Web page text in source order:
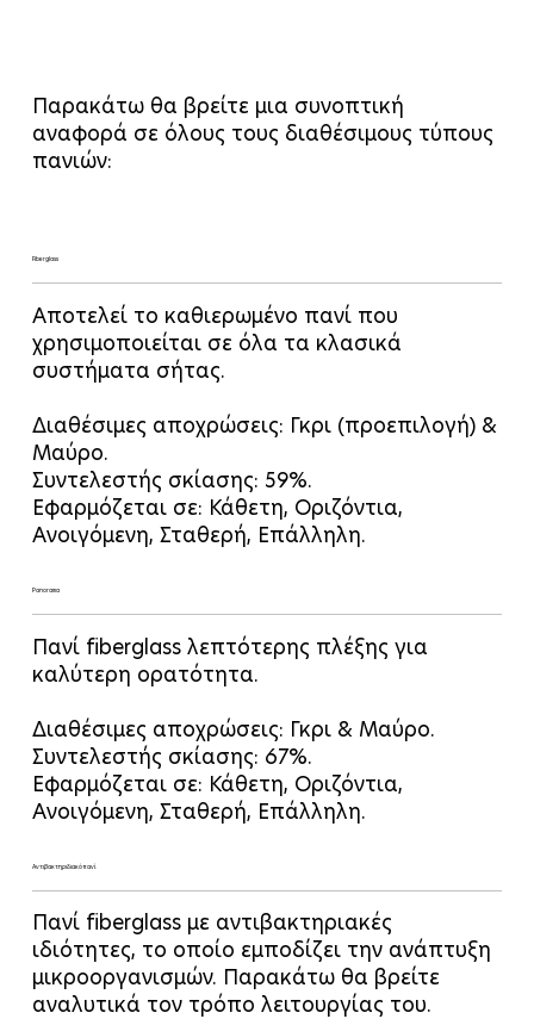
Παρακάτω θα βρείτε μια συνοπτική
αναφορά σε όλους τους διαθέσιμους τύπους
πανιών:
Αποτελεί το καθιερωμένο πανί που
χρησιμοποιείται σε όλα τα κλασικά
συστήματα σήτας.
Διαθέσιμες αποχρώσεις: Γκρι (προεπιλογή) &
Μαύρο.
Συντελεστής σκίασης: 59%.
Εφαρμόζεται σε: Κάθετη, Οριζόντια,
Ανοιγόμενη, Σταθερή, Επάλληλη.
Fiberglass
Πανί fiberglass λεπτότερης πλέξης για
καλύτερη ορατότητα.
Διαθέσιμες αποχρώσεις: Γκρι & Μαύρο.
Συντελεστής σκίασης: 67%.
Εφαρμόζεται σε: Κάθετη, Οριζόντια,
Ανοιγόμενη, Σταθερή, Επάλληλη.
Panorama
Πανί fiberglass με αντιβακτηριακές
ιδιότητες, το οποίο εμποδίζει την ανάπτυξη
μικροοργανισμών. Παρακάτω θα βρείτε
αναλυτικά τον τρόπο λειτουργίας του.
Αντιβακτηριδιακό πανί